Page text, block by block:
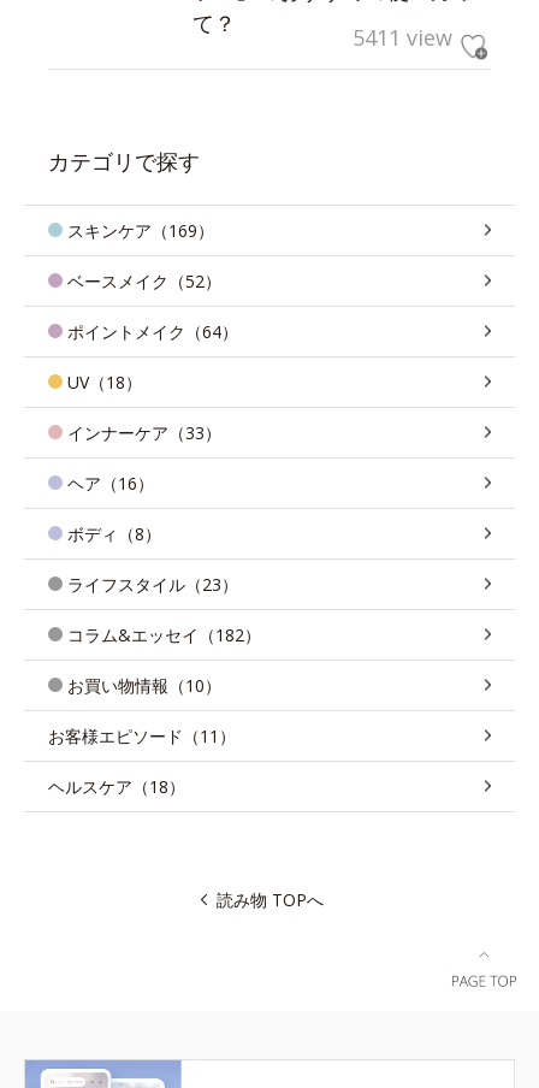
て？
5411 view
カテゴリで探す
スキンケア（169）
ベースメイク（52）
ポイントメイク（64）
UV（18）
インナーケア（33）
ヘア（16）
ボディ（8）
ライフスタイル（23）
コラム&エッセイ（182）
お買い物情報（10）
お客様エピソード（11）
ヘルスケア（18）
読み物 TOPへ